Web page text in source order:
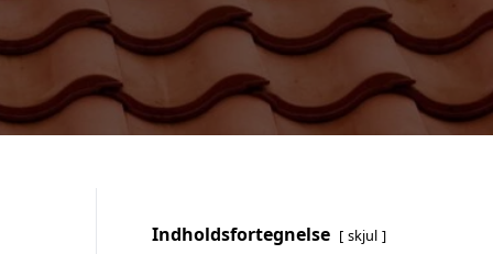
Indholdsfortegnelse skjul